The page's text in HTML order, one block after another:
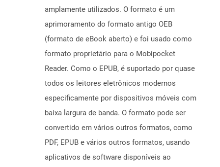
amplamente utilizados. O formato é um
aprimoramento do formato antigo OEB
(formato de eBook aberto) e foi usado como
formato proprietário para o Mobipocket
Reader. Como o EPUB, é suportado por quase
todos os leitores eletrônicos modernos
especificamente por dispositivos móveis com
baixa largura de banda. O formato pode ser
convertido em vários outros formatos, como
PDF, EPUB e vários outros formatos, usando
aplicativos de software disponíveis ao